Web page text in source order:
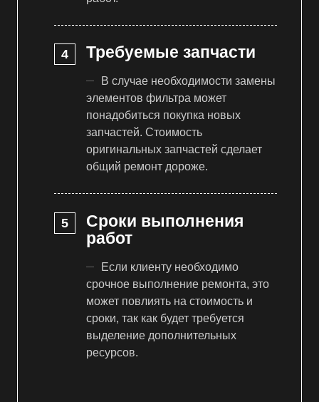
Требуемые запчасти
В случае необходимости замены
элементов фильтра может
понадобиться покупка новых
запчастей. Стоимость
оригинальных запчастей сделает
общий ремонт дороже.
Сроки выполнения
работ
Если клиенту необходимо
срочное выполнение ремонта, это
может повлиять на стоимость и
сроки, так как будет требуется
выделение дополнительных
ресурсов.